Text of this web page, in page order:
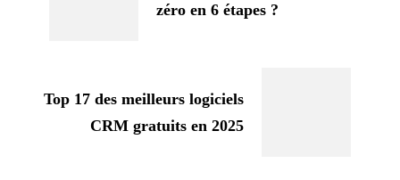
zéro en 6 étapes ?
Top 17 des meilleurs logiciels
CRM gratuits en 2025